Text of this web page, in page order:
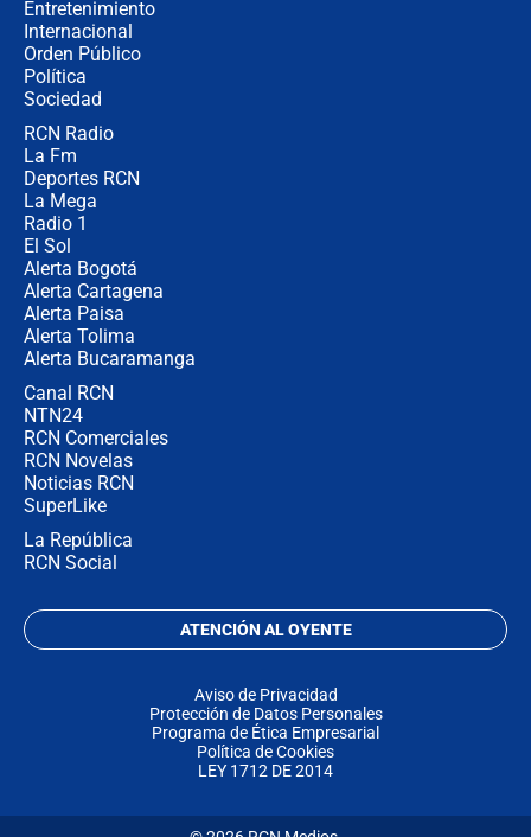
Entretenimiento
Internacional
Orden Público
Política
Sociedad
RCN Radio
La Fm
Deportes RCN
La Mega
Radio 1
El Sol
Alerta Bogotá
Alerta Cartagena
Alerta Paisa
Alerta Tolima
Alerta Bucaramanga
Canal RCN
NTN24
RCN Comerciales
RCN Novelas
Noticias RCN
SuperLike
La República
RCN Social
ATENCIÓN AL OYENTE
Aviso de Privacidad
Protección de Datos Personales
Programa de Ética Empresarial
Política de Cookies
LEY 1712 DE 2014